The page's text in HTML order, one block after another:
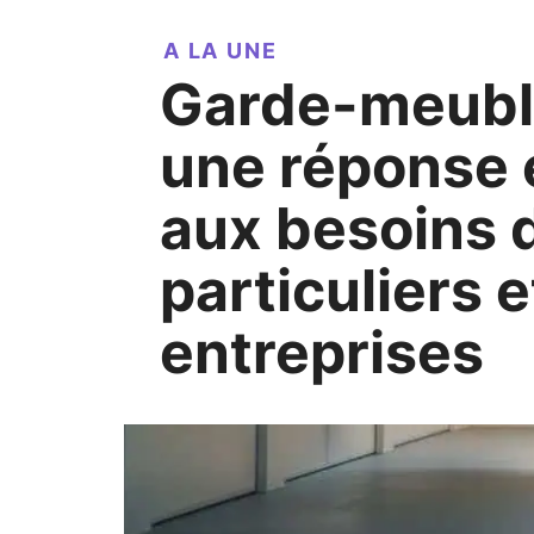
A LA UNE
Garde-meuble à Lyon,
une réponse
aux besoins
particuliers
entreprises